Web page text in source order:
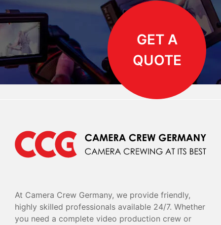
GET A
QUOTE
At Camera Crew Germany, we provide friendly,
highly skilled professionals available 24/7. Whether
you need a complete video production crew or